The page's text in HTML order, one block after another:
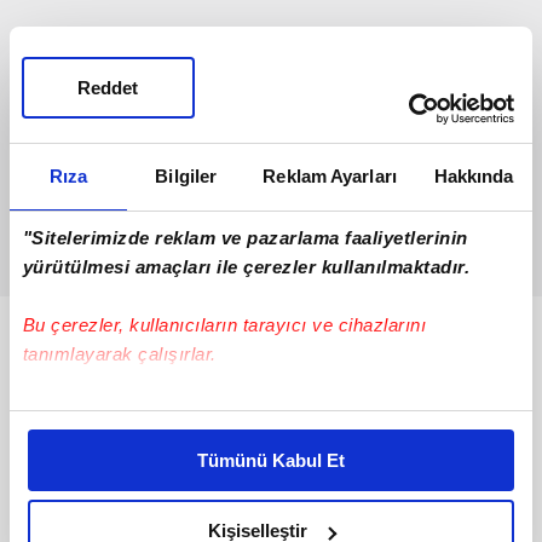
Rıza Bilgiler Reklam Ayarları Hakkında
"Sitelerimizde reklam ve pazarlama faaliyetlerinin
yürütülmesi amaçları ile çerezler kullanılmaktadır.
Bu çerezler, kullanıcıların tarayıcı ve cihazlarını
tanımlayarak çalışırlar.
Bu çerezlere izin vermeniz halinde sizlere özel
daha iyi reklam deneyimi yaşatabiliriz. Bunu yaparken
amacımızın size daha iyi bir reklam deneyimi sunmak
olduğunu ve sizlere en iyi içerikleri sunabilmek adına
Tümünü Kabul Et
Kişiselleştir
Reddet
Bunlar da Var